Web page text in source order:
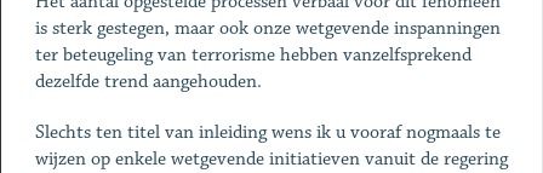
is sterk gestegen, maar ook onze wetgevende inspanningen
ter beteugeling van terrorisme hebben vanzelfsprekend
dezelfde trend aangehouden.
Slechts ten titel van inleiding wens ik u vooraf nogmaals te
wijzen op enkele wetgevende initiatieven vanuit de regering